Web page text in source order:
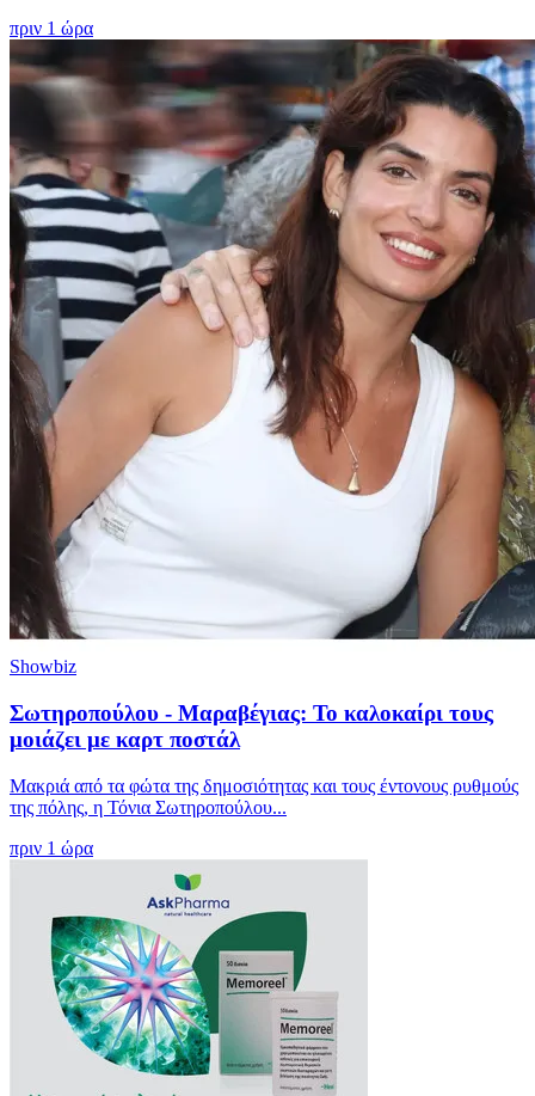
πριν 1 ώρα
Showbiz
Σωτηροπούλου - Μαραβέγιας: Το καλοκαίρι τους
μοιάζει με καρτ ποστάλ
Μακριά από τα φώτα της δημοσιότητας και τους έντονους ρυθμούς
της πόλης, η Τόνια Σωτηροπούλου...
πριν 1 ώρα